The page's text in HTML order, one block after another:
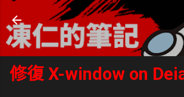
跳到主要內容
凍仁的筆記
- https://note.drx.tw
修復 X-window on